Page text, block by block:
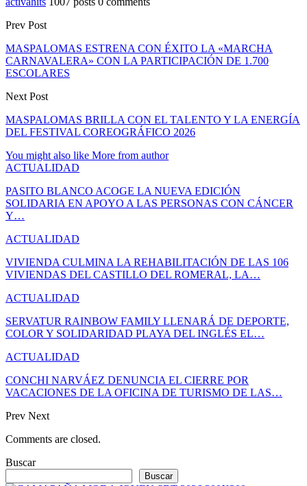
Prev Post
MASPALOMAS ESTRENA CON ÉXITO LA «MARCHA
CARNAVALERA» CON LA PARTICIPACIÓN DE 1.700
ESCOLARES
Next Post
MASPALOMAS BRILLA CON EL TALENTO Y LA ENERGÍA
DEL FESTIVAL COREOGRÁFICO 2026
You might also like More from author
ACTUALIDAD
PASITO BLANCO ACOGE LA NUEVA EDICIÓN
SOLIDARIA EN APOYO A LAS PERSONAS CON CÁNCER
Y…
ACTUALIDAD
VIVIENDA CULMINA LA REHABILITACIÓN DE LAS 106
VIVIENDAS DEL CASTILLO DEL ROMERAL, LA…
ACTUALIDAD
SERVATUR RAINBOW FAMILY LLENARÁ DE DEPORTE,
COLOR Y SOLIDARIDAD PLAYA DEL INGLÉS EL…
ACTUALIDAD
CONCHI NARVÁEZ DENUNCIA EL CIERRE POR
VACACIONES DE LA OFICINA DE TURISMO DE LAS…
Prev Next
Comments are closed.
Buscar
Buscar